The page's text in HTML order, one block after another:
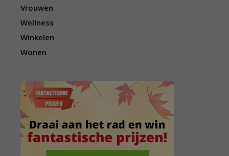
Vrouwen
Wellness
Winkelen
Wonen